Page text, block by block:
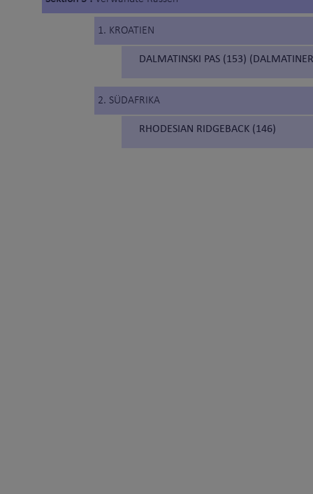
1. KROATIEN
DALMATINSKI PAS (153)
2. SÜDAFRIKA
RHODESIAN RIDGEBACK (146)